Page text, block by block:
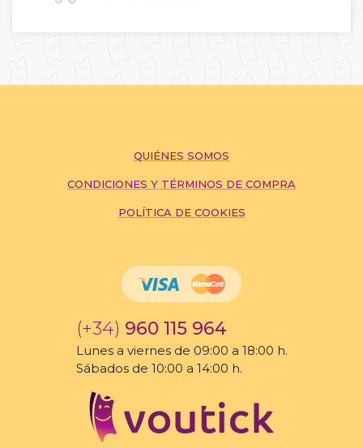
QUIÉNES SOMOS
CONDICIONES Y TÉRMINOS DE COMPRA
POLÍTICA DE COOKIES
(+34) 960 115 964
Lunes a viernes de 09:00 a 18:00 h.
Sábados de 10:00 a 14:00 h.